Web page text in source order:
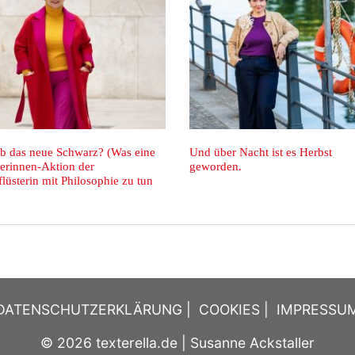
Die Modewelt dreht sich um die New
York Fashion Week
Kaschmir. Statt
COOKIES
© 2026 texterella.de | Susanne Ackstaller